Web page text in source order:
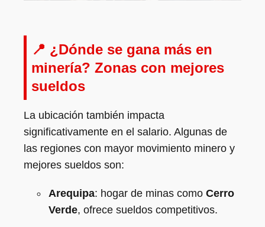
📍 ¿Dónde se gana más en
minería? Zonas con mejores
sueldos
La ubicación también impacta
significativamente en el salario. Algunas de
las regiones con mayor movimiento minero y
mejores sueldos son:
Arequipa: hogar de minas como Cerro
Verde, ofrece sueldos competitivos.